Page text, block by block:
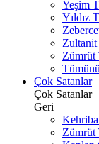
Yeşim
Yıldız
Zultanit
Zümrüt
Çok Satanlar
Çok Satanlar
Geri
Zümrüt